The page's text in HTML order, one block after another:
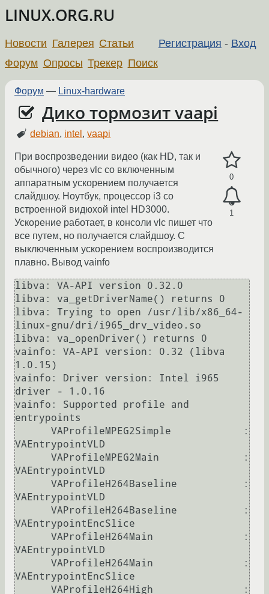
LINUX.ORG.RU
Регистрация - Вход
Новости Галерея Статьи
Форум Опросы Трекер Поиск
Форум — Linux-hardware
Дико тормозит vaapi
debian, intel ,vaapi
0
1
При воспрозведении видео (как HD, так и
обычного) через vlc со включенным
аппаратным ускорением получается
слайдшоу. Ноутбук, процессор i3 со
встроенной видюхой intel HD3000.
Ускорение работает, в консоли vlc пишет что
все путем, но получается слайдшоу. С
выключенным ускорением воспроизводится
плавно. Вывод vainfo
libva: VA-API version 0.32.0
libva: va_getDriverName() returns 0
libva: Trying to open /usr/lib/x86_64-
linux-gnu/dri/i965_drv_video.so
libva: va_openDriver() returns 0
vainfo: VA-API version: 0.32 (libva
1.0.15)
vainfo: Driver version: Intel i965
driver - 1.0.16
vainfo: Supported profile and
entrypoints
VAEntrypointVLD
VAEntrypointVLD
VAEntrypointVLD
VAEntrypointEncSlice
VAEntrypointVLD
VAEntrypointEncSlice